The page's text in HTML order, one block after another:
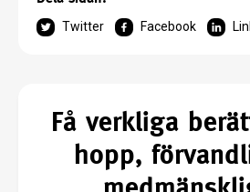
Twitter Facebook
Få verkliga
hopp,